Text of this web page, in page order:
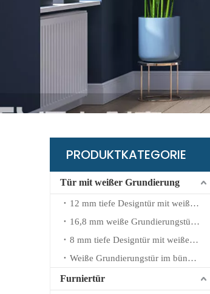
PRODUKTKATEGORIE
Tür mit weißer Grundierung
12 mm tiefe Designtür mit weißer Grundierung
16,8 mm weiße Grundierungstür mit geprägtem Design
8 mm tiefe Designtür mit weißer Grundierung
Weiße Grundierungstür im bündigen Design
Furniertür